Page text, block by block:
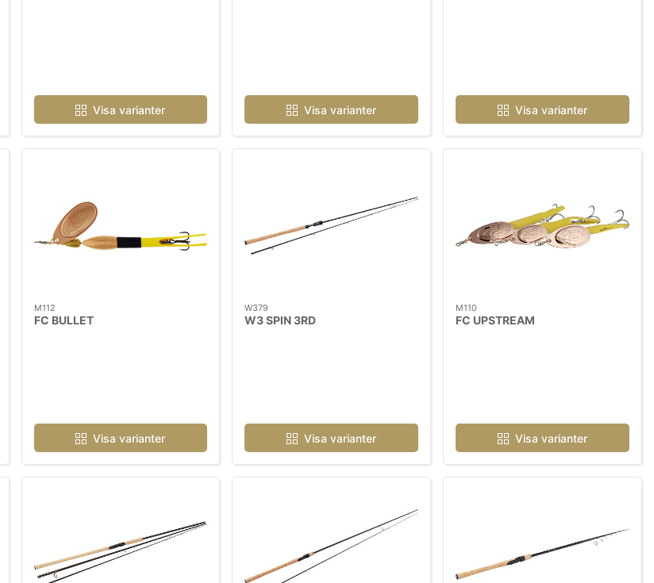
Visa varianter Visa varianter Visa varianter
M112
FC BULLET
Visa varianter
W379
W3 SPIN 3RD
Visa varianter
M110
FC UPSTREAM
Visa varianter